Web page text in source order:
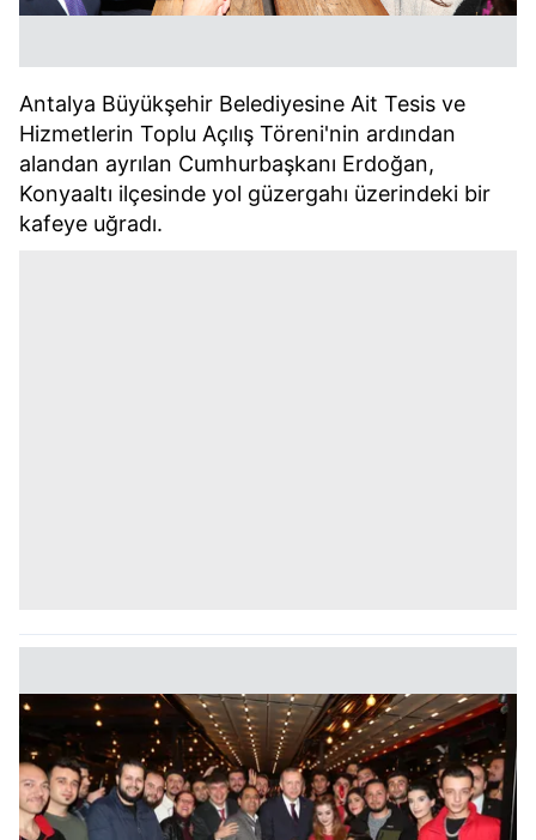
Antalya Büyükşehir Belediyesine Ait Tesis ve
Hizmetlerin Toplu Açılış Töreni'nin ardından
alandan ayrılan Cumhurbaşkanı Erdoğan,
Konyaaltı ilçesinde yol güzergahı üzerindeki bir
kafeye uğradı.